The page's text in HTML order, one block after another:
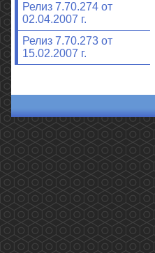
Релиз 7.70.274 от
02.04.2007 г.
Релиз 7.70.273 от
15.02.2007 г.